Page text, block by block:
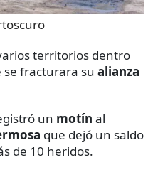
territorios dentro
se fracturara su alianza
un motín al
que dejó un saldo
de 10 heridos.